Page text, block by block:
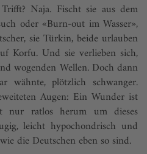
Naja. Fischt sie aus dem
oder «Burn-out im Wasser»,
sie Türkin, beide urlauben
Korfu. Und sie verlieben sich,
wogenden Wellen. Doch dann
wähnte, plötzlich schwanger.
Augen: Ein Wunder ist
nur ratlos herum um dieses
leicht hypochondrisch und
die Deutschen eben so sind.